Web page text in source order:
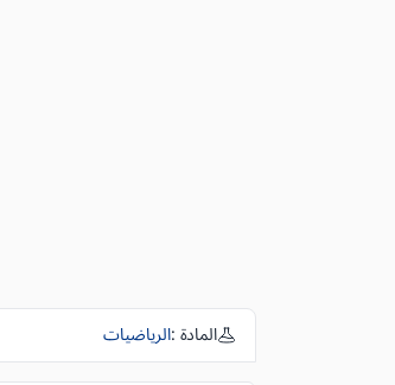
المادة :الرياضيات